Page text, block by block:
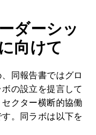
ダーシッ
向けて
同報告書ではグロ
の設立を提言して
クター横断的協働
。同ラボは以下を